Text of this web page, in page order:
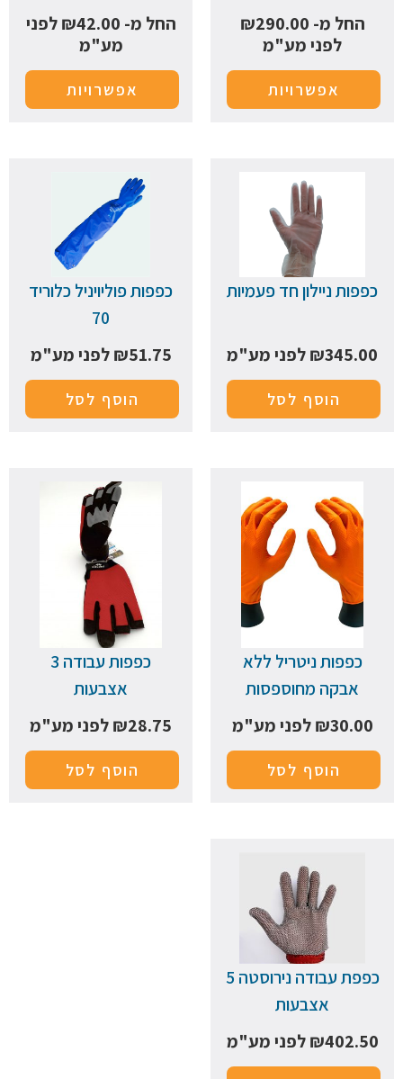
החל מ-
₪290.00
לפני מע"מ
אפשרויות
החל מ-
₪42.00
לפני
מע"מ
אפשרויות
כפפות ניילון חד פעמיות
₪345.00 לפני מע"מ
הוסף לסל
כפפות פוליויניל כלוריד
70
₪51.75 לפני מע"מ
הוסף לסל
כפפות ניטריל ללא
אבקה מחוספסות
₪30.00 לפני מע"מ
הוסף לסל
כפפות עבודה 3
אצבעות
₪28.75 לפני מע"מ
הוסף לסל
כפפת עבודה נירוסטה 5
אצבעות
₪402.50 לפני מע"מ